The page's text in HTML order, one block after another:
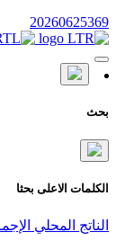
20260625369
بحث
الكلمات الاعلى بحثا
الناتج المحلي